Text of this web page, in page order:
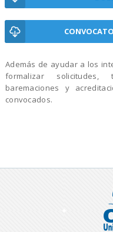
Además de ayudar a los
formalizar
baremaciones y
convocados.